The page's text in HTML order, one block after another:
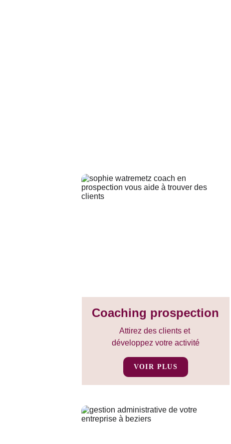
Coaching prospection
Attirez des clients et
développez votre activité
VOIR PLUS